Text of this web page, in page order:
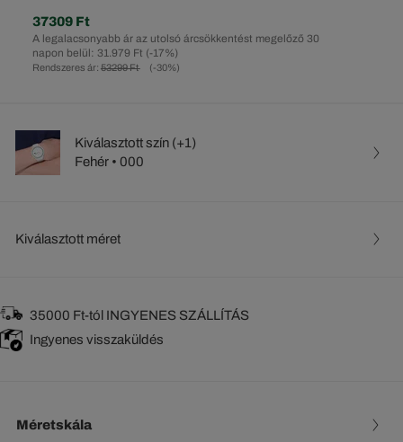
Rendszeres ár: 53299 Ft (-30%)
A legalacsonyabb ár az utolsó árcsökkentést megelőző 30
napon belül: 31.979 Ft (-17%)
37309 Ft
Kiválasztott szín (+1)
Fehér • 000
Kiválasztott méret
35000 Ft-tól INGYENES SZÁLLÍTÁS
Ingyenes visszaküldés
Méretskála